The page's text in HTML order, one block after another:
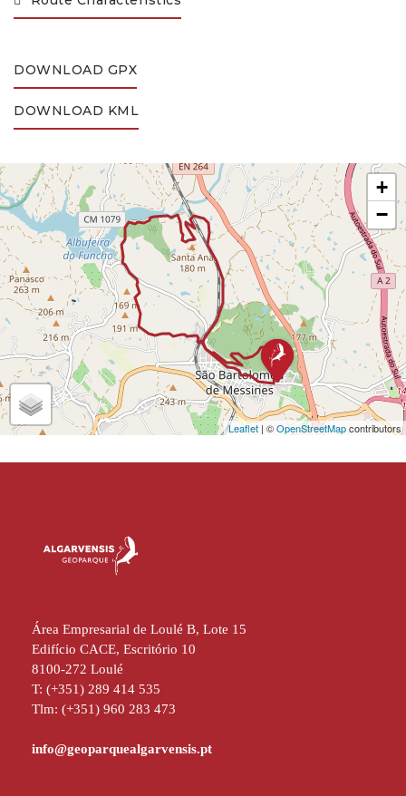
DOWNLOAD GPX
DOWNLOAD KML
+
−
Leaflet | ©OpenStreetMapcontributors
Área Empresarial de Loulé B, Lote 15
Edifício CACE, Escritório 10
8100-272 Loulé
T: (+351) 289 414 535
Tlm: (+351) 960 283 473